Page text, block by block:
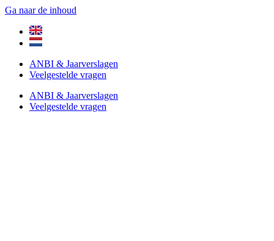
Ga naar de inhoud
ANBI & Jaarverslagen
Veelgestelde vragen
ANBI & Jaarverslagen
Veelgestelde vragen